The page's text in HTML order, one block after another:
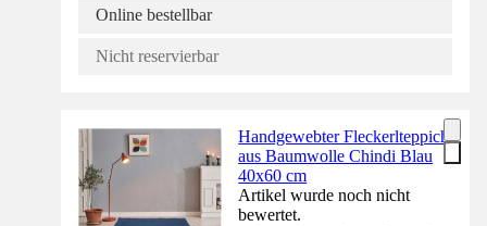
Online bestellbar
Nicht reservierbar
Handgewebter Fleckerlteppich
aus Baumwolle Chindi Blau
40x60 cm
Artikel wurde noch nicht
bewertet.